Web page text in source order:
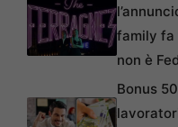
family fa
non è
Bonus